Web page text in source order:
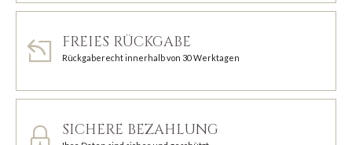
FREIES RÜCKGABE
Rückgaberecht innerhalb von 30 Werktagen
SICHERE BEZAHLUNG